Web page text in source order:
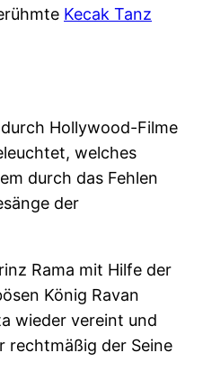
Kecak Tanz
Hollywood-Filme
welches
durch das Fehlen
der
Rama mit Hilfe der
König Ravan
wieder vereint und
rechtmäßig der Seine